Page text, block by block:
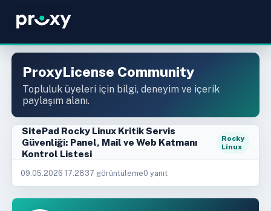
ProxyLicense Community
Topluluk üyeleri için bilgi, deneyim ve içerik
paylaşım alanı.
SitePad Rocky Linux Kritik Servis
Güvenliği: Panel, Mail ve Web Katmanı
Kontrol Listesi
Rocky
Linux
09.05.2026 17:2837 görüntüleme0 yanıt